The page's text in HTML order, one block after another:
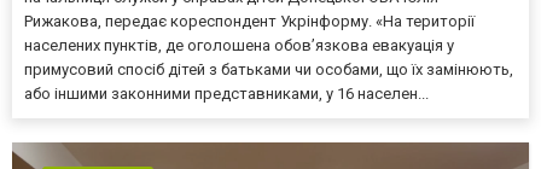
Рижакова, передає кореспондент Укрінформу. «На території
населених пунктів, де оголошена обов’язкова евакуація у
примусовий спосіб дітей з батьками чи особами, що їх замінюють,
або іншими законними представниками, у 16 населен...